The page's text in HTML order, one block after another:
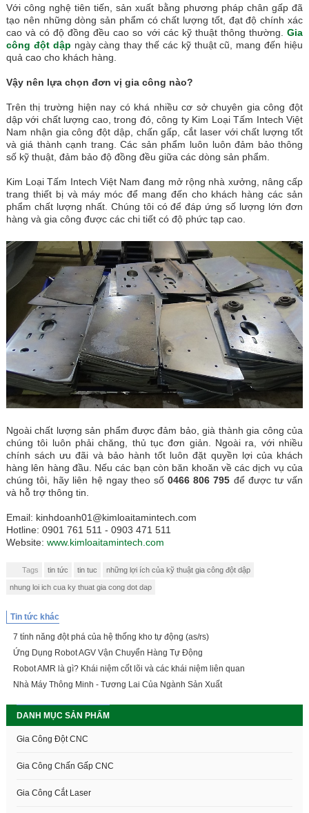
Với công nghệ tiên tiến, sản xuất bằng phương pháp chân gấp đã
tạo nên những dòng sản phẩm có chất lượng tốt, đạt độ chính xác
cao và có độ đồng đều cao so với các kỹ thuật thông thường.Gia
công đột dập ngày càng thay thế các kỹ thuật cũ, mang đến hiệu
quả cao cho khách hàng.
Vậy nên lựa chọn đơn vị gia công nào?
Trên thị trường hiện nay có khá nhiều cơ sở chuyên gia công đột
dập với chất lượng cao, trong đó, công ty Kim Loại Tấm Intech Việt
Nam nhận gia công đột dập, chấn gấp, cắt laser với chất lượng tốt
và giá thành cạnh trang. Các sản phẩm luôn luôn đảm bảo thông
số kỹ thuật, đảm bảo độ đồng đều giữa các dòng sản phẩm.
Kim Loại Tấm Intech Việt Nam đang mở rộng nhà xưởng, nâng cấp
trang thiết bị và máy móc để mang đến cho khách hàng các sản
phẩm chất lượng nhất. Chúng tôi có để đáp ứng số lượng lớn đơn
hàng và gia công được các chi tiết có độ phức tạp cao.
Ngoài chất lượng sản phẩm được đảm bảo, già thành gia công của
chúng tôi luôn phải chăng, thủ tục đơn giản. Ngoài ra, với nhiều
chính sách ưu đãi và bảo hành tốt luôn đặt quyền lợi của khách
hàng lên hàng đầu. Nếu các bạn còn băn khoăn về các dịch vụ của
chúng tôi, hãy liên hệ ngay theo số0466 806 795 để được tư vấn
và hỗ trợ thông tin.
Email: kinhdoanh01@kimloaitamintech.com
Hotline: 0901 761 511 - 0903 471 511
Website: www.kimloaitamintech.com
Tags tin tức tin tuc những lợi ích của kỹ thuật gia công đột dập
nhung loi ich cua ky thuat gia cong dot dap
Tin tức khác
7 tính năng đột phá của hệ thống kho tự động (as/rs)
Ứng Dụng Robot AGV Vận Chuyển Hàng Tự Động
Robot AMR là gì? Khái niệm cốt lõi và các khái niệm liên quan
Nhà Máy Thông Minh - Tương Lai Của Ngành Sản Xuất
DANH MỤC SẢN PHẨM
Gia Công Đột CNC
Gia Công Chấn Gấp CNC
Gia Công Cắt Laser